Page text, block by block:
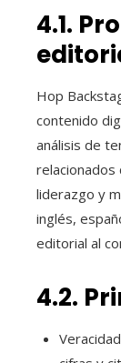
4.1.
Hop
contenido
análisis de
relacionados
liderazgo y
inglés,
editorial al
4.2.